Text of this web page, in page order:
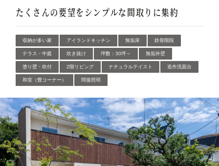
たくさんの要望をシンプルな間取りに集約
収納が多い家 アイランドキッチン 無垢床 鉄骨階段
テラス・中庭 吹き抜け 坪数：30坪～ 無垢外壁
塗り壁・吹付 2階リビング ナチュラルテイスト 造作洗面台
和室（畳コーナー） 間接照明